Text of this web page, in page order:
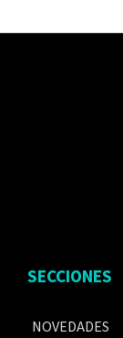
SECCIONES
NOVEDADES